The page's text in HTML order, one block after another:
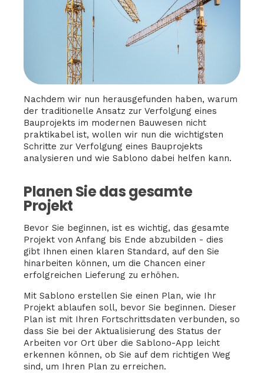
Nachdem wir nun herausgefunden haben, warum
der traditionelle Ansatz zur Verfolgung eines
Bauprojekts im modernen Bauwesen nicht
praktikabel ist, wollen wir nun die wichtigsten
Schritte zur Verfolgung eines Bauprojekts
analysieren und wie Sablono dabei helfen kann.
Planen Sie das gesamte
Projekt
Bevor Sie beginnen, ist es wichtig, das gesamte
Projekt von Anfang bis Ende abzubilden - dies
gibt Ihnen einen klaren Standard, auf den Sie
hinarbeiten können, um die Chancen einer
erfolgreichen Lieferung zu erhöhen.
Mit Sablono erstellen Sie einen Plan, wie Ihr
Projekt ablaufen soll, bevor Sie beginnen. Dieser
Plan ist mit Ihren Fortschrittsdaten verbunden, so
dass Sie bei der Aktualisierung des Status der
Arbeiten vor Ort über die Sablono-App leicht
erkennen können, ob Sie auf dem richtigen Weg
sind, um Ihren Plan zu erreichen.